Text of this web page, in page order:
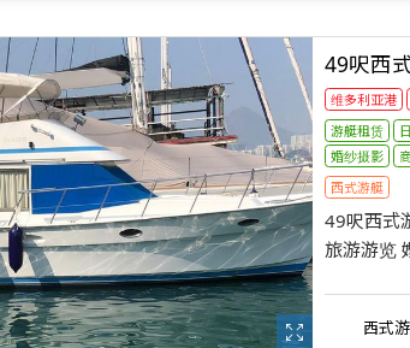
49呎西
维多利亚港
游艇租赁
婚纱摄影
西式游艇
49呎西式
旅游游览
西式